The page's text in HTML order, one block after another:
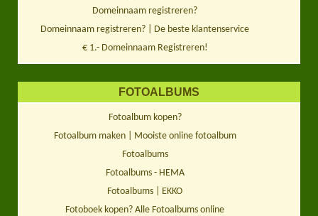
Domeinnaam registreren?
Domeinnaam registreren? | De beste klantenservice
€ 1.- Domeinnaam Registreren!
FOTOALBUMS
Fotoalbum kopen?
Fotoalbum maken | Mooiste online fotoalbum
Fotoalbums
Fotoalbums - HEMA
Fotoalbums | EKKO
Fotoboek kopen? Alle Fotoalbums online